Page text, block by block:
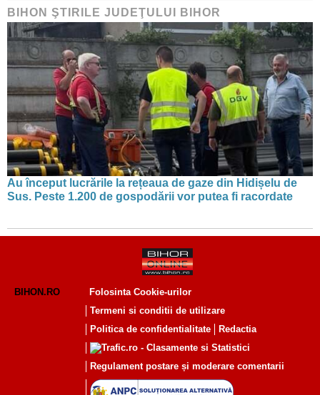
BIHON ŞTIRILE JUDEŢULUI BIHOR
Au început lucrările la rețeaua de gaze din Hidișelu de
Sus. Peste 1.200 de gospodării vor putea fi racordate
BIHON.RO
Folosinta Cookie-urilor
Termeni si conditii de utilizare
Politica de confidentialitate
Redactia
Regulament postare și moderare comentarii